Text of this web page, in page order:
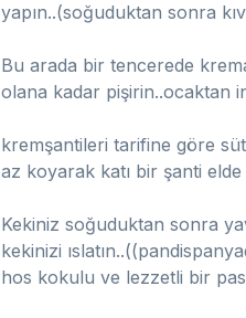
yapın..(soğuduktan sonra
Bu arada bir tencerede
olana kadar pişirin..ocaktan
kremşantileri tarifine göre
az koyarak katı bir şanti elde
Kekiniz soğuduktan sonra
kekinizi
hos kokulu ve lezzetli bir